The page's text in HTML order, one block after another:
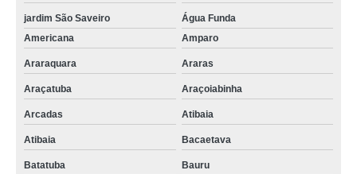
jardim São Saveiro
Água Funda
Americana
Amparo
Araraquara Araras
Araçatuba Araçoiabinha
Arcadas Atibaia
Atibaia Bacaetava
Batatuba Bauru